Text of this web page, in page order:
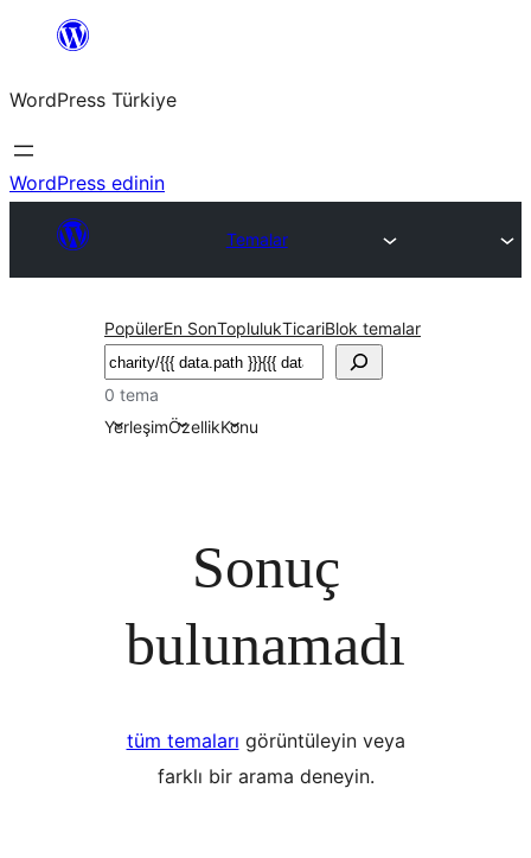
İçeriğe
WordPress Türkiye
WordPress edinin
Temalar
PopülerEn SonToplulukTicariBlok temalar
Ara
0 tema
YerleşimÖzellikKonu
Sonuç
bulunamadı
tüm temaları görüntüleyin veya
farklı bir arama deneyin.